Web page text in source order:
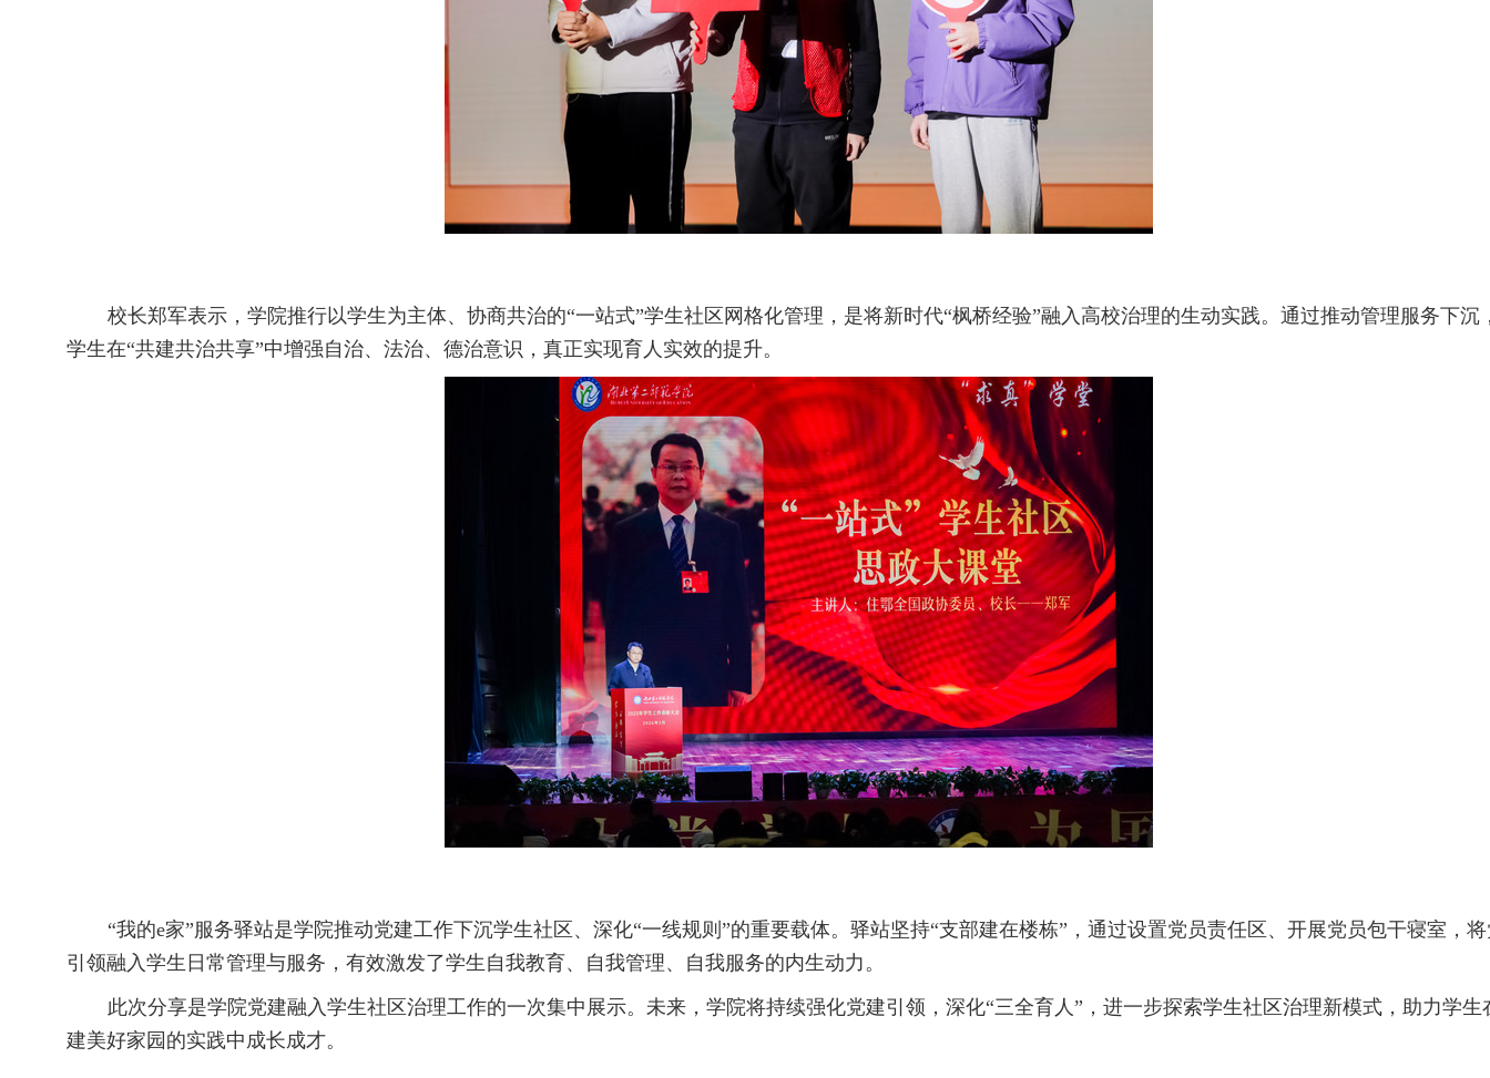
校长郑军表示，学院推行以学生为主体、协商共治的“一站式”学生社区网格化管理，是将新时代“枫桥经验”融入高校治理的生动实践。通过推动管理服务下沉
学生在“共建共治共享”中增强自治、法治、德治意识，真正实现育人实效的提升。
“我的e家”服务驿站是学院推动党建工作下沉学生社区、深化“一线规则”的重要载体。驿站坚持“支部建在楼栋”，通过设置党员责任区、开展党员包干寝室，
引领融入学生日常管理与服务，有效激发了学生自我教育、自我管理、自我服务的内生动力。
此次分享是学院党建融入学生社区治理工作的一次集中展示。未来，学院将持续强化党建引领，深化“三全育人”，进一步探索学生社区治理新模式，助力学生
建美好家园的实践中成长成才。